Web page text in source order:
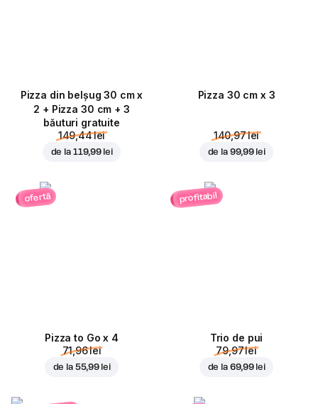
Pizza din belșug 30 cm x
2 + Pizza 30 cm + 3
băuturi gratuite
149,44 lei
de la 119,99 lei
Pizza 30 cm x 3
140,97 lei
de la 99,99 lei
ofertă
Pizza to Go x 4
71,96 lei
de la 55,99 lei
profitabil
Trio de pui
79,97 lei
de la 69,99 lei